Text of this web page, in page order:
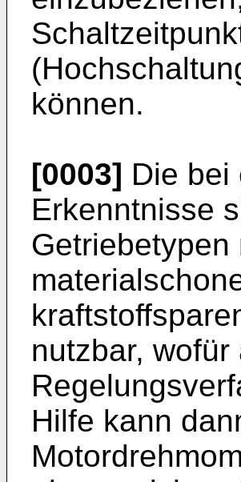
können.
[0003] Die bei
Erkenntnisse
nutzbar,
Hilfe kann